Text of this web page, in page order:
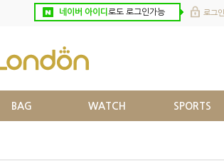
로그인
네이버 아이디 로도 로그인가능
BAG WATCH SPORTS